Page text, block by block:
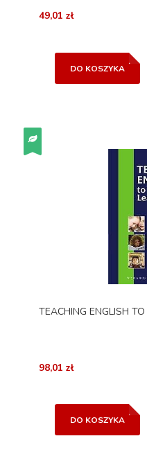
49,01 zł
DO KOSZYKA
TEACHING ENGLISH
98,01 zł
DO KOSZYKA